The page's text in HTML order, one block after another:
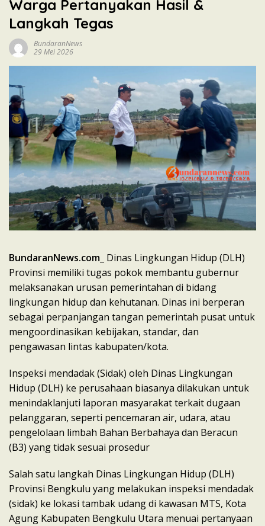
Warga Pertanyakan Hasil &
Langkah Tegas
BundaranNews
29 Mei 2026
BundaranNews.com _ Dinas Lingkungan Hidup (DLH)
Provinsi memiliki tugas pokok membantu gubernur
melaksanakan urusan pemerintahan di bidang
lingkungan hidup dan kehutanan. Dinas ini berperan
sebagai perpanjangan tangan pemerintah pusat untuk
mengoordinasikan kebijakan, standar, dan
pengawasan lintas kabupaten/kota.
Inspeksi mendadak (Sidak) oleh Dinas Lingkungan
Hidup (DLH) ke perusahaan biasanya dilakukan untuk
menindaklanjuti laporan masyarakat terkait dugaan
pelanggaran, seperti pencemaran air, udara, atau
pengelolaan limbah Bahan Berbahaya dan Beracun
(B3) yang tidak sesuai prosedur
Salah satu langkah Dinas Lingkungan Hidup (DLH)
Provinsi Bengkulu yang melakukan inspeksi mendadak
(sidak) ke lokasi tambak udang di kawasan MTS, Kota
Agung Kabupaten Bengkulu Utara menuai pertanyaan